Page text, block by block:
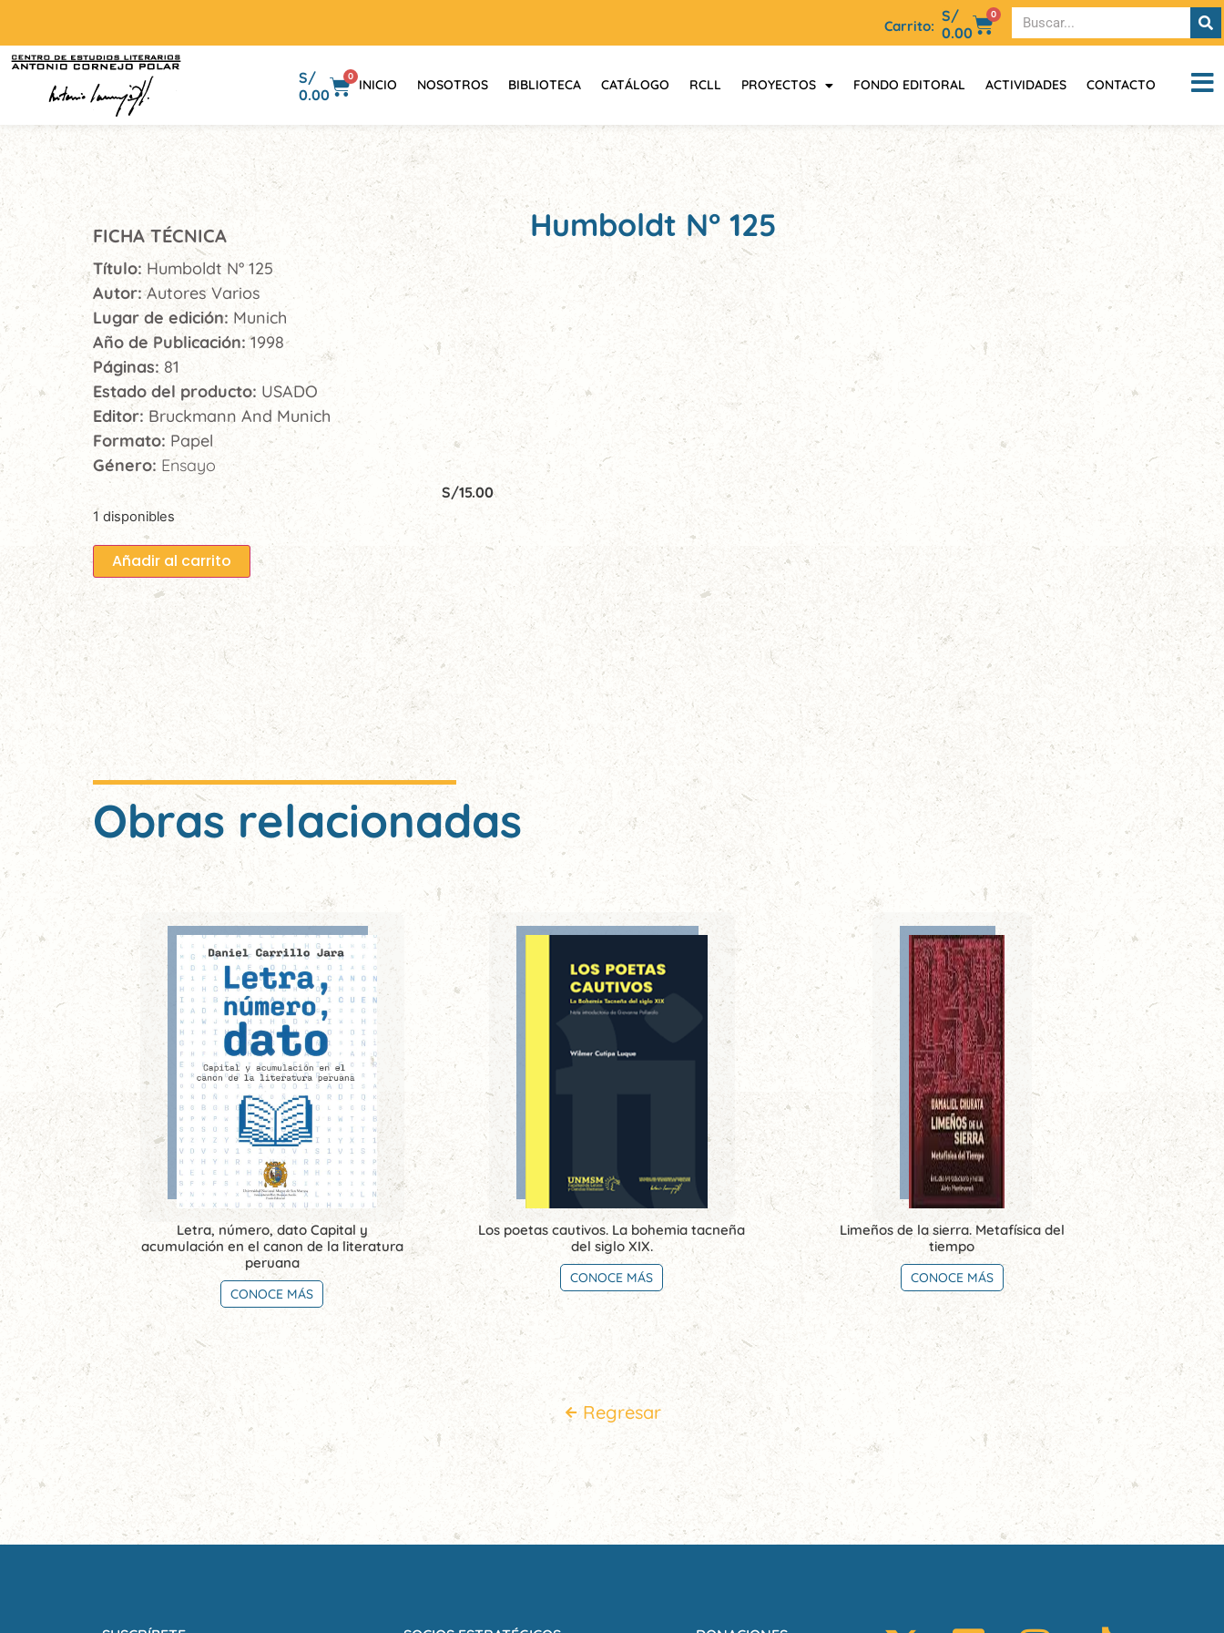
Carrito:
S/
0.00
0
S/
0.00
0
INICIO NOSOTROS BIBLIOTECA CATÁLOGO RCLL PROYECTOS FONDO EDITORAL ACTIVIDADES CONTACTO
FICHA TÉCNICA
Título: Humboldt N° 125
Autor:Autores Varios
Lugar de edición: Munich
Año de Publicación:1998
Páginas: 81
Estado del producto: USADO
Editor: Bruckmann And Munich
Formato: Papel
Género: Ensayo
S/15.00
1 disponibles
Añadir al carrito
Humboldt N° 125
Obras relacionadas
Letra, número, dato Capital y
acumulación en el canon de la literatura
peruana
CONOCE MÁS
Los poetas cautivos. La bohemia tacneña
del siglo XIX.
CONOCE MÁS
Limeños de la sierra. Metafísica del
tiempo
CONOCE MÁS
Regresar